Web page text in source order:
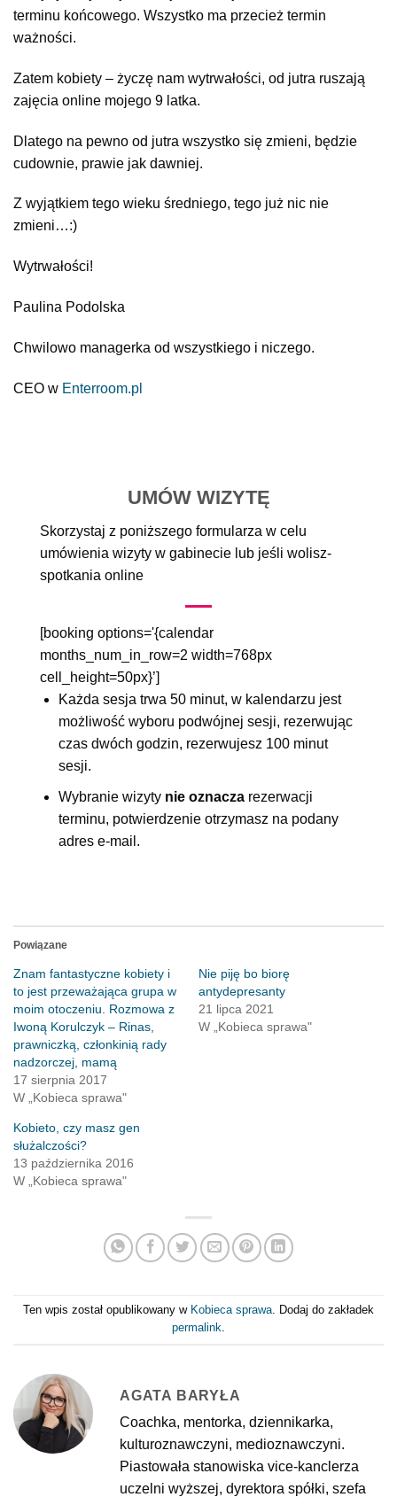
terminu końcowego. Wszystko ma przecież termin
ważności.
Zatem kobiety – życzę nam wytrwałości, od jutra ruszają
zajęcia online mojego 9 latka.
Dlatego na pewno od jutra wszystko się zmieni, będzie
cudownie, prawie jak dawniej.
Z wyjątkiem tego wieku średniego, tego już nic nie
zmieni…:)
Wytrwałości!
Paulina Podolska
Chwilowo managerka od wszystkiego i niczego.
CEO w Enterroom.pl
UMÓW WIZYTĘ
Skorzystaj z poniższego formularza w celu
umówienia wizyty w gabinecie lub jeśli wolisz-
spotkania online
[booking options='{calendar
months_num_in_row=2 width=768px
cell_height=50px}’]
Każda sesja trwa 50 minut, w kalendarzu jest
możliwość wyboru podwójnej sesji, rezerwując
czas dwóch godzin, rezerwujesz 100 minut
sesji.
Wybranie wizyty nie oznaczarezerwacji
terminu, potwierdzenie otrzymasz na podany
adres e-mail.
Powiązane
Znam fantastyczne kobiety i
to jest przeważająca grupa w
moim otoczeniu. Rozmowa z
Iwoną Korulczyk – Rinas,
prawniczką, członkinią rady
nadzorczej, mamą
17 sierpnia 2017
W „Kobieca sprawa"
Nie piję bo biorę
antydepresanty
21 lipca 2021
W „Kobieca sprawa"
Kobieto, czy masz gen
służalczości?
13 października 2016
W „Kobieca sprawa"
Ten wpis został opublikowany w Kobieca sprawa. Dodaj do zakładek
permalink.
AGATA BARYŁA
Coachka, mentorka, dziennikarka,
kulturoznawczyni, medioznawczyni.
Piastowała stanowiska vice-kanclerza
uczelni wyższej, dyrektora spółki, szefa